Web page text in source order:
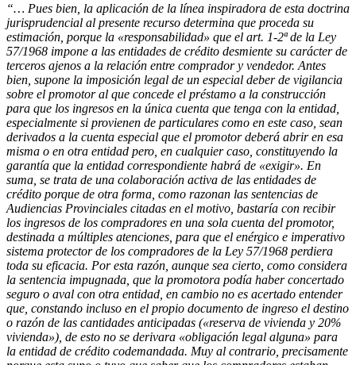
“… Pues bien, la aplicación de la línea inspiradora de esta doctrina
jurisprudencial al presente recurso determina que proceda su
estimación, porque la «responsabilidad» que el art. 1-2ª de la Ley
57/1968 impone a las entidades de crédito desmiente su carácter de
terceros ajenos a la relación entre comprador y vendedor. Antes
bien, supone la imposición legal de un especial deber de vigilancia
sobre el promotor al que concede el préstamo a la construcción
para que los ingresos en la única cuenta que tenga con la entidad,
especialmente si provienen de particulares como en este caso, sean
derivados a la cuenta especial que el promotor deberá abrir en esa
misma o en otra entidad pero, en cualquier caso, constituyendo la
garantía que la entidad correspondiente habrá de «exigir». En
suma, se trata de una colaboración activa de las entidades de
crédito porque de otra forma, como razonan las sentencias de
Audiencias Provinciales citadas en el motivo, bastaría con recibir
los ingresos de los compradores en una sola cuenta del promotor,
destinada a múltiples atenciones, para que el enérgico e imperativo
sistema protector de los compradores de la Ley 57/1968 perdiera
toda su eficacia. Por esta razón, aunque sea cierto, como considera
la sentencia impugnada, que la promotora podía haber concertado
seguro o aval con otra entidad, en cambio no es acertado entender
que, constando incluso en el propio documento de ingreso el destino
o razón de las cantidades anticipadas («reserva de vivienda y 20%
vivienda»), de esto no se derivara «obligación legal alguna» para
la entidad de crédito codemandada. Muy al contrario, precisamente